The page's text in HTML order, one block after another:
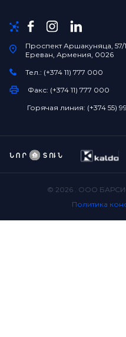
Проспект Аршакуняца, 57/
Ереван, Армения, 0026
Тел.: (+374 11) 777 000
Факс: (+374 11) 777 000
Горячая линия: (+374 55)
© 2026 . ООО
Политика